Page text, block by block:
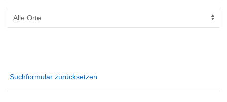
Suchformular zurücksetzen